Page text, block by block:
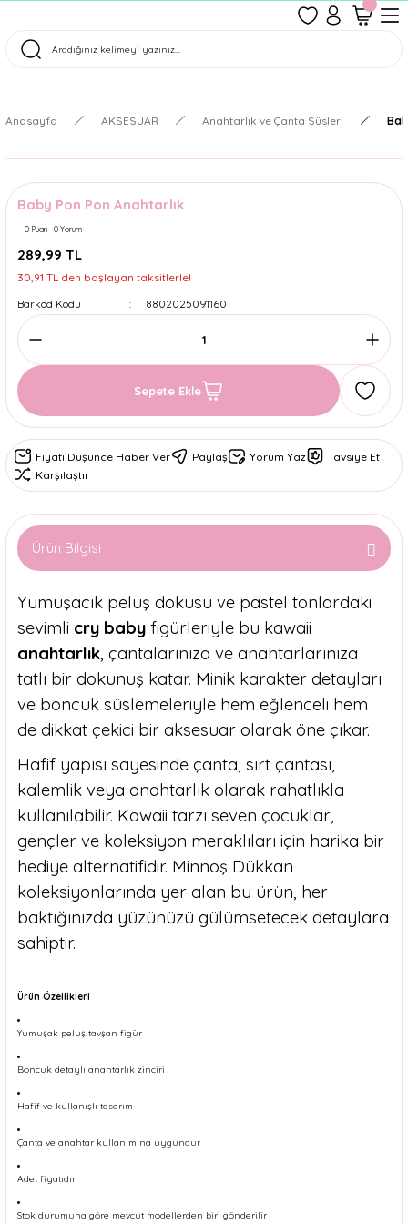
Tüm Siparişler Aynı Gün Kargoda!
Anasayfa AKSESUAR Anahtarlık ve Çanta Süsleri
Baby Pon Pon Anahtarlık
0 Puan - 0 Yorum
289,99 TL
30,91 TL den başlayan taksitlerle!
Barkod Kodu
8802025091160
Sepete Ekle
Fiyatı Düşünce Haber Ver Paylaş Yorum Yaz
Tavsiye Et
Karşılaştır
Ürün Bilgisi
Yumuşacık peluş dokusu ve pastel tonlardaki
sevimli cry baby figürleriyle bu kawaii
anahtarlık, çantalarınıza ve anahtarlarınıza
tatlı bir dokunuş katar. Minik karakter detayları
ve boncuk süslemeleriyle hem eğlenceli hem
de dikkat çekici bir aksesuar olarak öne çıkar.
Hafif yapısı sayesinde çanta, sırt çantası,
kalemlik veya anahtarlık olarak rahatlıkla
kullanılabilir. Kawaii tarzı seven çocuklar,
gençler ve koleksiyon meraklıları için harika bir
hediye alternatifidir. Minnoş Dükkan
koleksiyonlarında yer alan bu ürün, her
baktığınızda yüzünüzü gülümsetecek detaylara
sahiptir.
Ürün Özellikleri
Yumuşak peluş tavşan figür
Boncuk detaylı anahtarlık zinciri
Hafif ve kullanışlı tasarım
Çanta ve anahtar kullanımına uygundur
Adet fiyatıdır
Stok durumuna göre mevcut modellerden biri gönderilir